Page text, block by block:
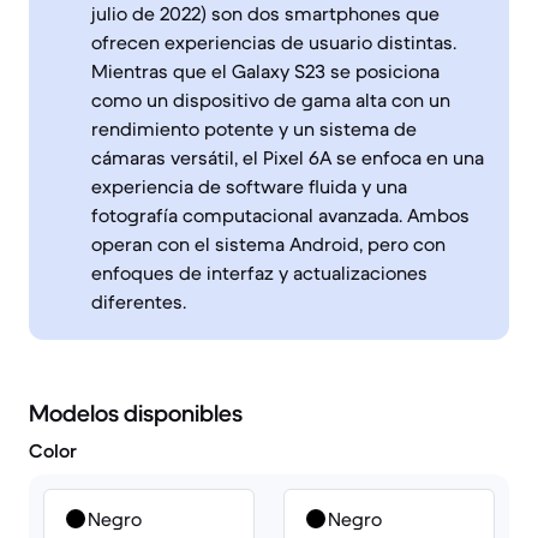
julio de 2022) son dos smartphones que
ofrecen experiencias de usuario distintas.
Mientras que el Galaxy S23 se posiciona
como un dispositivo de gama alta con un
rendimiento potente y un sistema de
cámaras versátil, el Pixel 6A se enfoca en una
experiencia de software fluida y una
fotografía computacional avanzada. Ambos
operan con el sistema Android, pero con
enfoques de interfaz y actualizaciones
diferentes.
Modelos disponibles
Color
Negro Negro